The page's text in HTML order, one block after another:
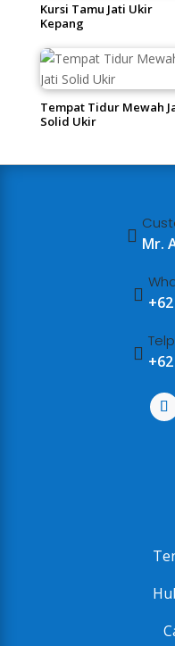
Kursi Tamu Jati Ukir
Kepang
Tempat Tidur Mewah
Solid Ukir
 Mr.


Telp